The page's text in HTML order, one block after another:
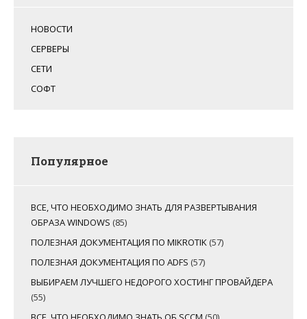
НОВОСТИ
СЕРВЕРЫ
СЕТИ
СОФТ
Популярное
ВСЕ, ЧТО НЕОБХОДИМО ЗНАТЬ ДЛЯ РАЗВЕРТЫВАНИЯ
ОБРАЗА WINDOWS (85)
ПОЛЕЗНАЯ ДОКУМЕНТАЦИЯ ПО MIKROTIK (57)
ПОЛЕЗНАЯ ДОКУМЕНТАЦИЯ ПО ADFS (57)
ВЫБИРАЕМ ЛУЧШЕГО НЕДОРОГО ХОСТИНГ ПРОВАЙДЕРА
(55)